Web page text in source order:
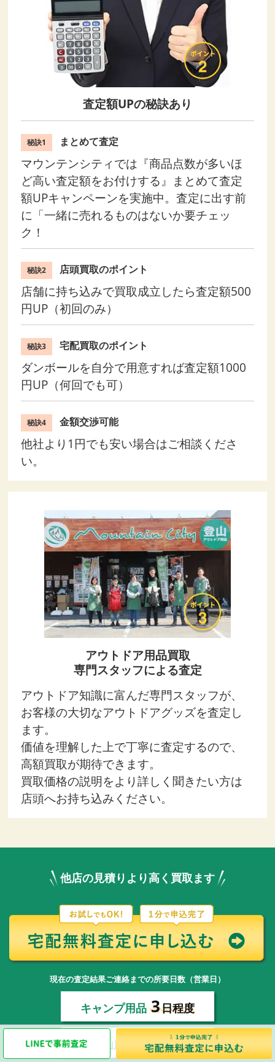
査定額UPの秘訣あり
秘訣1 まとめて査定
マウンテンシティでは『商品点数が多いほ
ど高い査定額をお付けする』まとめて査定
額UPキャンペーンを実施中。査定に出す前
に「一緒に売れるものはないか要チェッ
ク！
秘訣2 店頭買取のポイント
店舗に持ち込みで買取成立したら査定額500
円UP（初回のみ）
秘訣3 宅配買取のポイント
ダンボールを自分で用意すれば査定額1000
円UP（何回でも可）
秘訣4 金額交渉可能
他社より1円でも安い場合はご相談くださ
い。
アウトドア用品買取
専門スタッフによる査定
アウトドア知識に富んだ専門スタッフが、
お客様の大切なアウトドアグッズを査定し
ます。
価値を理解した上で丁寧に査定するので、
高額買取が期待できます。
買取価格の説明をより詳しく聞きたい方は
店頭へお持ち込みください。
他店の見積りより高く買取ます
現在の査定結果ご連絡までの所要日数（営業日）
キャンプ用品 3日程度
登山用品 3日程度